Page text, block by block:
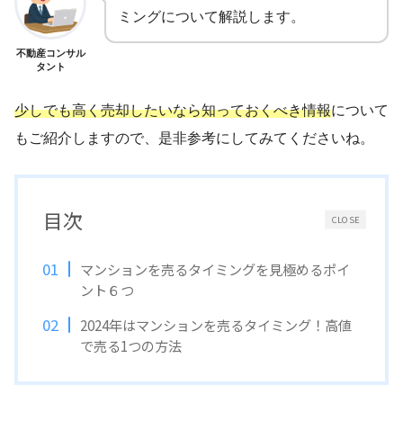
不動産コンサル
タント
ミングについて解説します。
少しでも高く売却したいなら知っておくべき情報について
もご紹介しますので、是非参考にしてみてくださいね。
CLOSE
目次
マンションを売るタイミングを見極めるポイ
ント６つ
2024年はマンションを売るタイミング！高値
で売る1つの方法